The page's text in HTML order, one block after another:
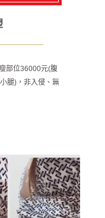
部位36000元(腹
腿)，非入侵、無